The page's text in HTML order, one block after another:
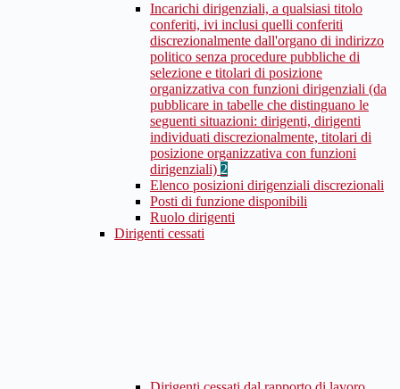
Incarichi dirigenziali, a qualsiasi titolo
conferiti, ivi inclusi quelli conferiti
discrezionalmente dall'organo di indirizzo
politico senza procedure pubbliche di
selezione e titolari di posizione
organizzativa con funzioni dirigenziali (da
pubblicare in tabelle che distinguano le
seguenti situazioni: dirigenti, dirigenti
individuati discrezionalmente, titolari di
posizione organizzativa con funzioni
dirigenziali) 2
Elenco posizioni dirigenziali discrezionali
Posti di funzione disponibili
Ruolo dirigenti
Dirigenti cessati